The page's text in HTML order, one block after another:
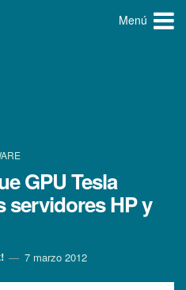
Menú
GPU Tesla
servidores HP y
7 marzo 2012